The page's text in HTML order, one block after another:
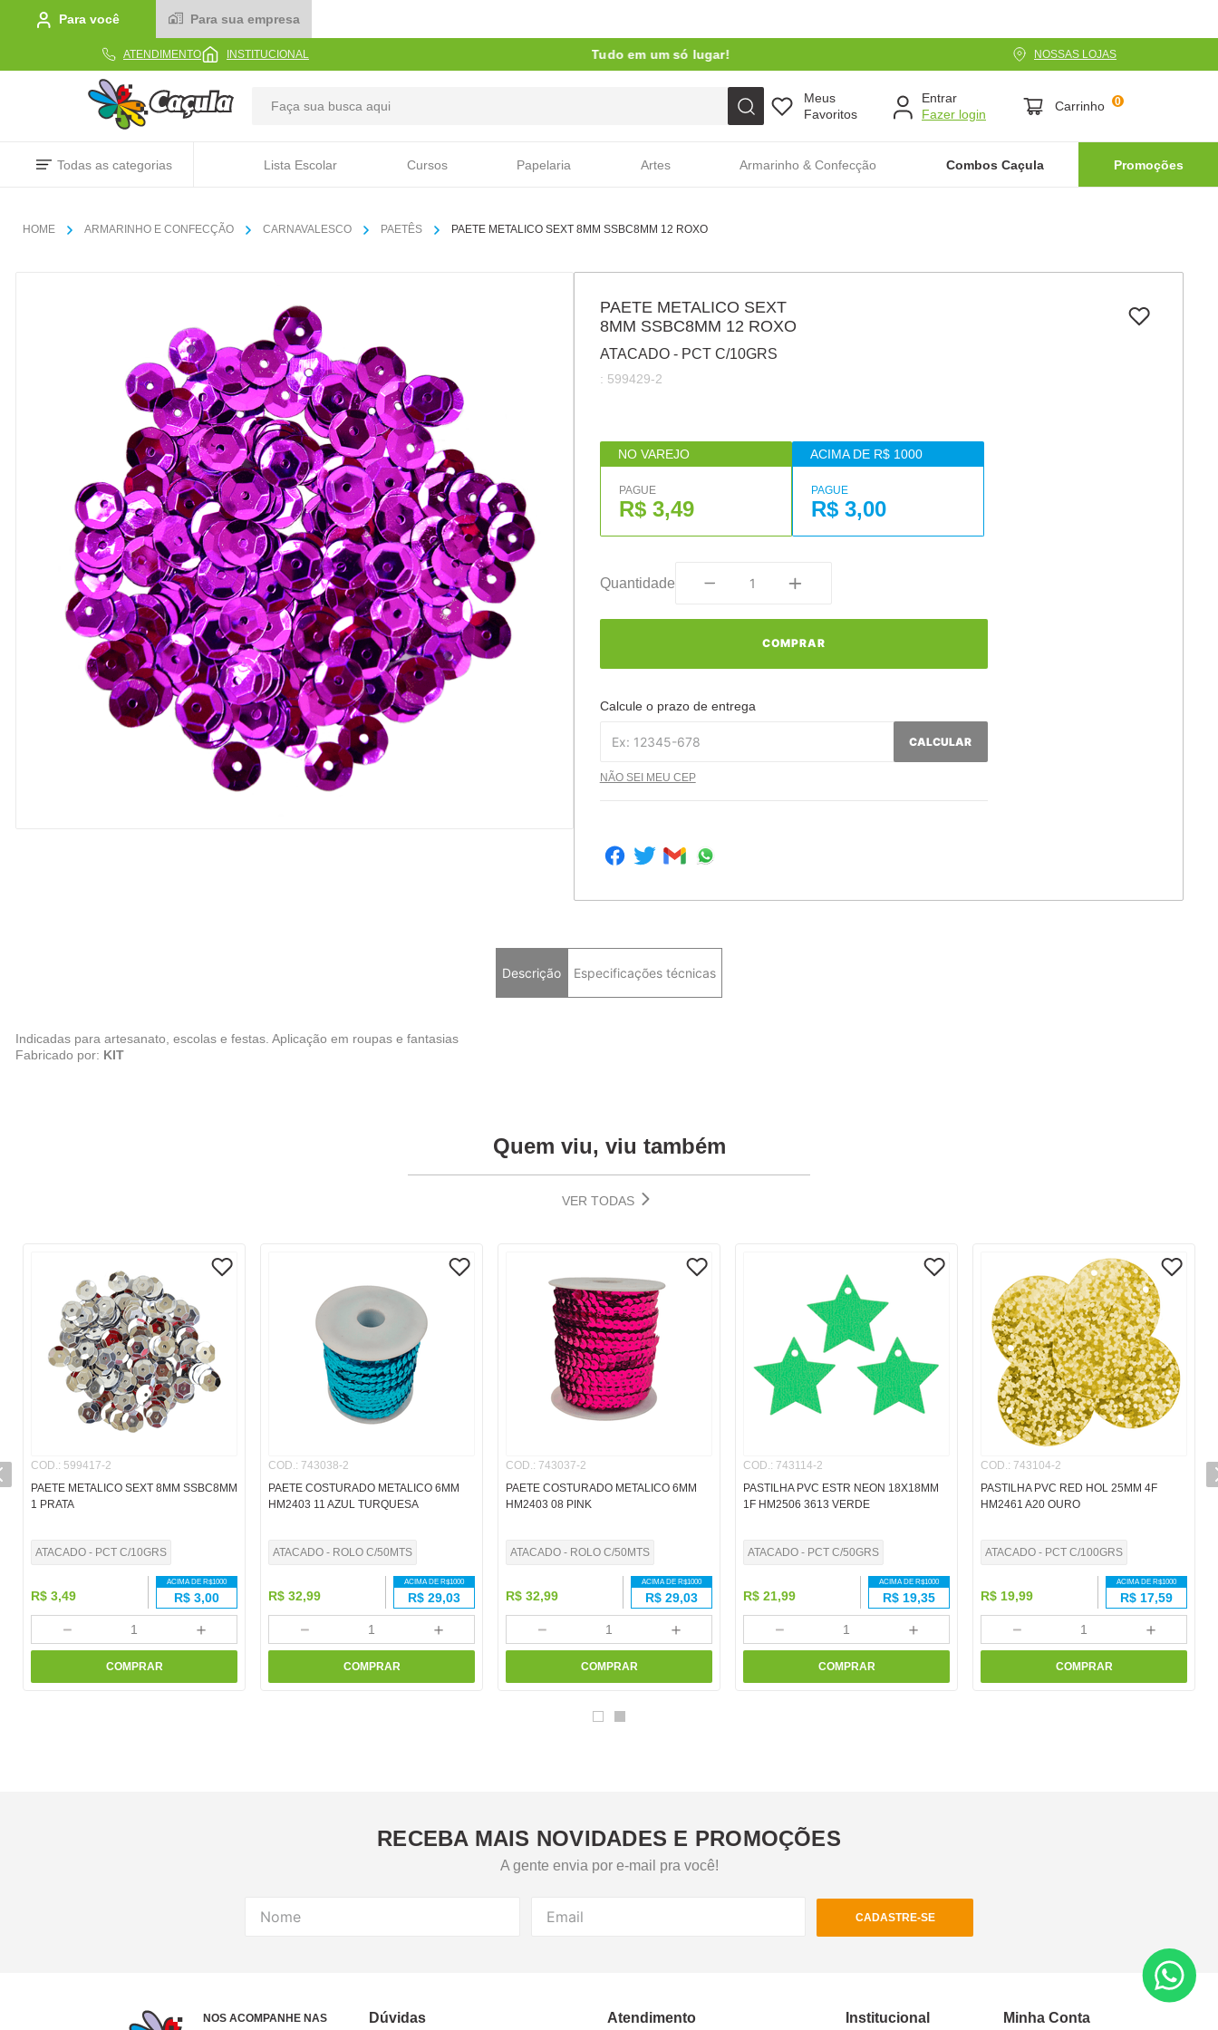
Para você Para sua empresa
ATENDIMENTO INSTITUCIONAL Tudo em um só lugar! NOSSAS LOJAS
Meus
Favoritos
Entrar
Carrinho 0
Todas as categorias Lista Escolar Cursos Papelaria Artes Armarinho & Confecção Combos Caçula Promoções
ARMARINHO E CONFECÇÃO CARNAVALESCO PAETÊS PAETE METALICO SEXT 8MM SSBC8MM 12 ROXO
PAETE METALICO SEXT
8MM SSBC8MM 12 ROXO
ATACADO - PCT C/10GRS
: 599429-2
NO VAREJO
PAGUE
R$ 3,49
ACIMA DE R$ 1000
PAGUE
R$ 3,00
Quantidade
COMPRAR
Calcule o prazo de entrega
CALCULAR
NÃO SEI MEU CEP
Descrição Especificações técnicas
Indicadas para artesanato, escolas e festas. Aplicação em roupas e fantasias
Fabricado por: KIT
Quem viu, viu também
VER TODAS
COD.: 599417-2
PAETE METALICO SEXT 8MM SSBC8MM
1 PRATA
ATACADO - PCT C/10GRS
R$ 3,49
ACIMA DE R$1000
R$ 3,00
＋
－
COMPRAR
COD.: 743038-2
PAETE COSTURADO METALICO 6MM
HM2403 11 AZUL TURQUESA
ATACADO - ROLO C/50MTS
R$ 32,99
ACIMA DE R$1000
R$ 29,03
＋
－
COMPRAR
COD.: 743037-2
PAETE COSTURADO METALICO 6MM
HM2403 08 PINK
ATACADO - ROLO C/50MTS
R$ 32,99
ACIMA DE R$1000
R$ 29,03
＋
－
COMPRAR
COD.: 743114-2
PASTILHA PVC ESTR NEON 18X18MM
1F HM2506 3613 VERDE
ATACADO - PCT C/50GRS
R$ 21,99
ACIMA DE R$1000
R$ 19,35
＋
－
COMPRAR
COD.: 743104-2
PASTILHA PVC RED HOL 25MM 4F
HM2461 A20 OURO
ATACADO - PCT C/100GRS
R$ 19,99
ACIMA DE R$1000
R$ 17,59
＋
－
COMPRAR
RECEBA MAIS NOVIDADES E PROMOÇÕES
A gente envia por e-mail pra você!
CADASTRE-SE
NOS ACOMPANHE NAS
Dúvidas Atendimento Institucional Minha Conta
TERMOS MAIS BUSCADOS
linha
6º papel
7 º pincel
8º cola
9º barbante
10º fita